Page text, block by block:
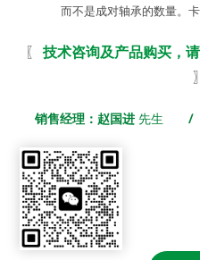
而不是成对轴承的数量。
〖 技术咨询及产品购买，
〗
销售经理：赵国进 先生 / 联